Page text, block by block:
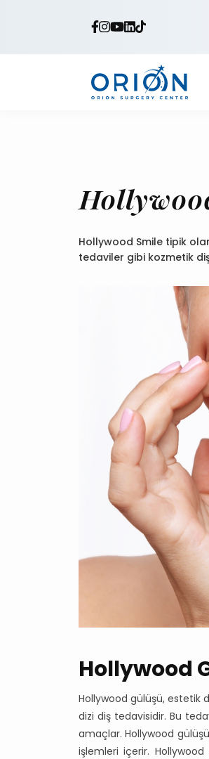
Hollywood Smile tipik
tedaviler gibi kozmetik
Hollywood
Hollywood gülüşü, estetik
dizi diş tedavisidir. Bu
amaçlar. Hollywood
işlemleri içerir.